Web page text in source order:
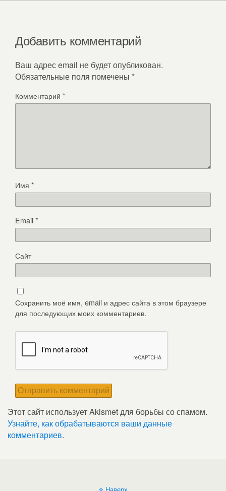
Добавить комментарий
Ваш адрес email не будет опубликован.
Обязательные поля помечены *
Комментарий *
Имя *
Email*
Сайт
Сохранить моё имя, email и адрес сайта в этом браузере
для последующих моих комментариев.
Этот сайт использует Akismet для борьбы со спамом.
Узнайте, как обрабатываются ваши данные
комментариев.